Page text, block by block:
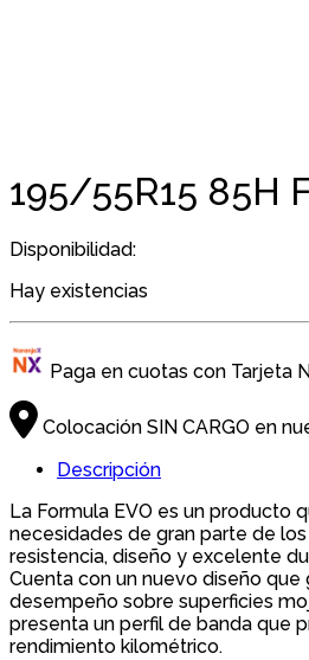
195/55R15 85H
Disponibilidad:
Hay existencias
Paga en cuotas con Tarjeta
Colocación SIN CARGO en
Descripción
La Formula EVO es un producto
necesidades de gran parte de
resistencia, diseño y excelente
Cuenta con un nuevo diseño
desempeño sobre superficies
presenta un perfil de banda que
rendimiento kilométrico.